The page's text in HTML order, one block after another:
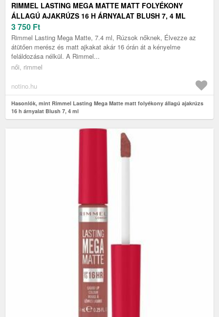
RIMMEL LASTING MEGA MATTE MATT FOLYÉKONY
ÁLLAGÚ AJAKRÚZS 16 H ÁRNYALAT BLUSH 7, 4 ML
3 750 Ft
Rimmel Lasting Mega Matte, 7.4 ml, Rúzsok nőknek, Élvezze az
átütően merész és matt ajkakat akár 16 órán át a kényelme
feláldozása nélkül. A Rimmel...
női, rimmel
notino.hu
Hasonlók, mint Rimmel Lasting Mega Matte matt folyékony állagú ajakrúzs
16 h árnyalat Blush 7, 4 ml